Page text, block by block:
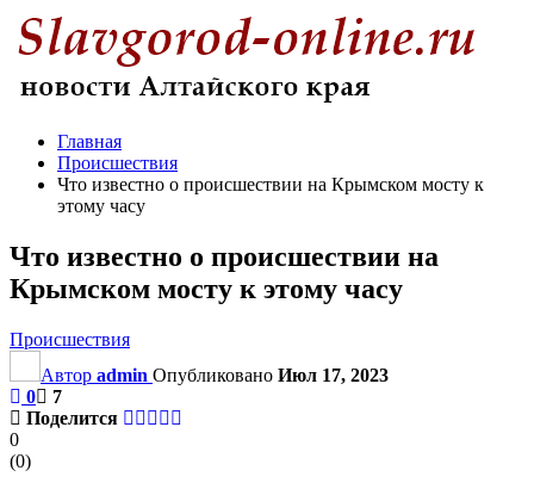
Главная
Происшествия
Что известно о происшествии на Крымском мосту к
этому часу
Что известно о происшествии на
Крымском мосту к этому часу
Происшествия
Автор admin Опубликовано Июл 17, 2023
0
7
Поделится
0
(0)